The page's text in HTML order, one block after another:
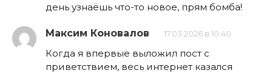
день узнаёшь что-то новое, прям бомба!
Максим Коновалов 17.03.2026 в 10:40
Когда я впервые выложил пост с
приветствием, весь интернет казался